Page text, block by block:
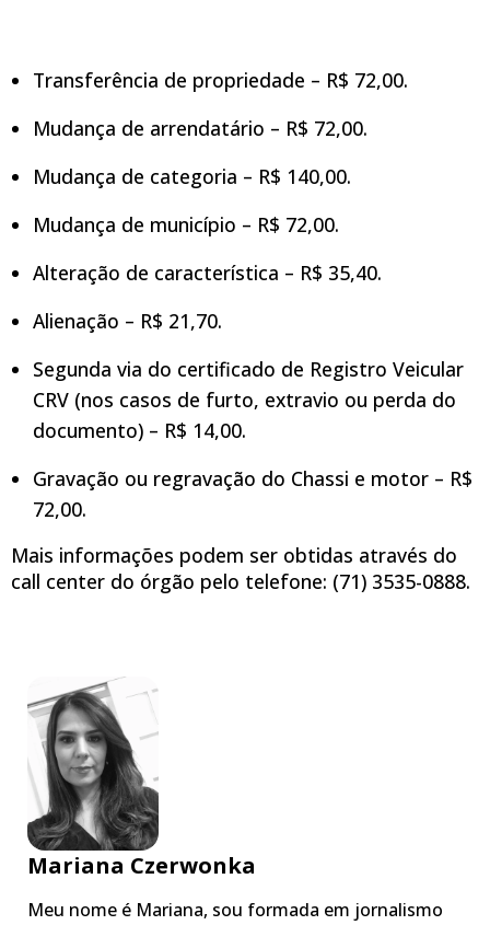
Transferência de propriedade – R$ 72,00.
Mudança de arrendatário – R$ 72,00.
Mudança de categoria – R$ 140,00.
Mudança de município – R$ 72,00.
Alteração de característica – R$ 35,40.
Alienação – R$ 21,70.
Segunda via do certificado de Registro Veicular
CRV (nos casos de furto, extravio ou perda do
documento) – R$ 14,00.
Gravação ou regravação do Chassi e motor – R$
72,00.
Mais informações podem ser obtidas através do
call center do órgão pelo telefone: (71) 3535-0888.
Mariana Czerwonka
Meu nome é Mariana, sou formada em jornalismo